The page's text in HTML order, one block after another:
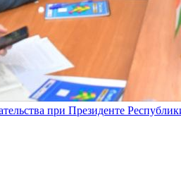
при Президенте